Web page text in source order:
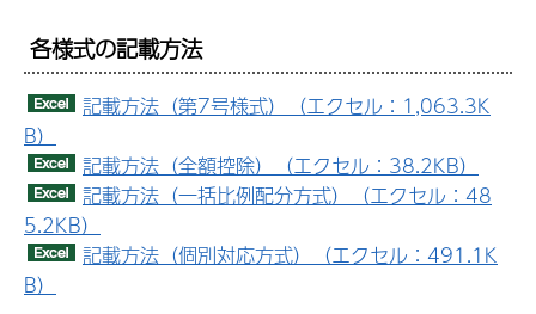
各様式の記載方法
記載方法（第7号様式）（エクセル：1,063.3K
B）
記載方法（全額控除）（エクセル：38.2KB）
記載方法（一括比例配分方式）（エクセル：48
5.2KB）
記載方法（個別対応方式）（エクセル：491.1K
B）